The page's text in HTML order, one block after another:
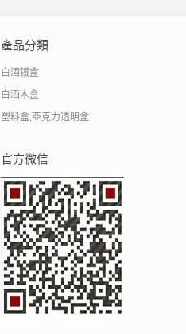
產品分類
白酒鐵盒
白酒木盒
塑料盒,亞克力透明盒
官方微信